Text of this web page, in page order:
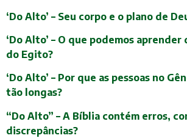
‘Do Alto’ – Seu corpo e o plano de
‘Do Alto’ – O que podemos aprender
do Egito?
‘Do Alto’ – Por que as pessoas no
tão longas?
“Do Alto” – A Bíblia contém erros,
discrepâncias?